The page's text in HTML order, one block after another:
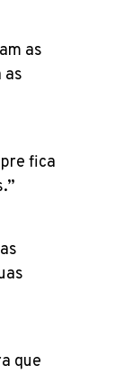
as
as
fica
que